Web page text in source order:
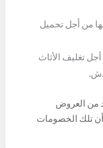
كالتالي:
من أجل تحميل
تغليف الأثاث
من العروض
تلك الخصومات